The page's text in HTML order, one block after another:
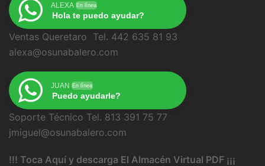
ALEXA En línea
Hola te puedo ayudar?
Ventas Queretaro Tel. 442 635 81 93
alexa@osunabalero.com
JUAN En línea
Puedo ayudarle?
Soporte Técnico Tel. 813 391 75 77
jmiguel@osunabalero.com
!!! Toca Aquí y descarga El Almacén Virtual PDF ¡¡¡